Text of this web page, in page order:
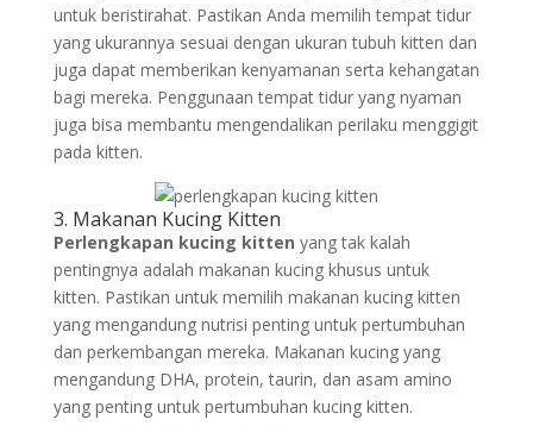
untuk beristirahat. Pastikan Anda memilih tempat tidur
yang ukurannya sesuai dengan ukuran tubuh kitten dan
juga dapat memberikan kenyamanan serta kehangatan
bagi mereka. Penggunaan tempat tidur yang nyaman
juga bisa membantu mengendalikan perilaku menggigit
pada kitten.
3. Makanan Kucing Kitten
Perlengkapan kucing kitten yang tak kalah
pentingnya adalah makanan kucing khusus untuk
kitten. Pastikan untuk memilih makanan kucing kitten
yang mengandung nutrisi penting untuk pertumbuhan
dan perkembangan mereka. Makanan kucing yang
mengandung DHA, protein, taurin, dan asam amino
yang penting untuk pertumbuhan kucing kitten.